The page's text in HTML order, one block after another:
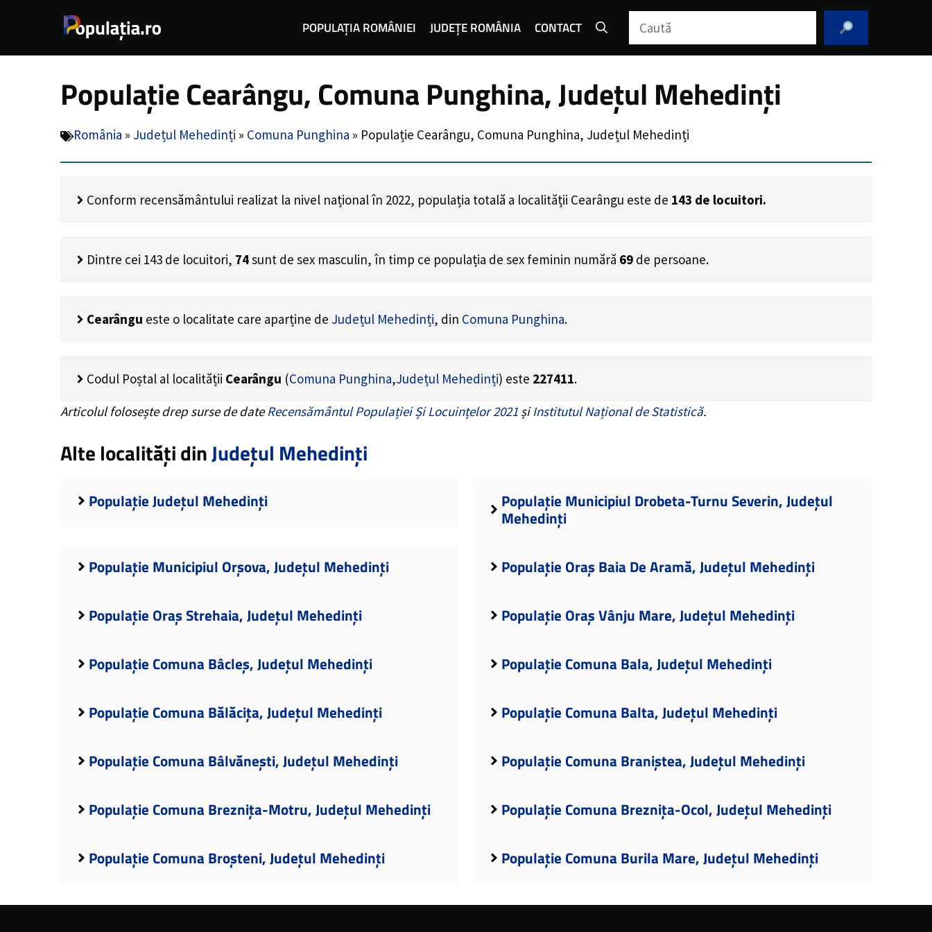
POPULAȚIA ROMÂNIEI JUDEȚE ROMÂNIA CONTACT Caută
Populație Cearângu, Comuna Punghina, Județul Mehedinți
România » Județul Mehedinți » Comuna Punghina » Populație Cearângu, Comuna Punghina, Județul Mehedinți
Conform recensământului realizat la nivel național în 2022, populația totală a localității Cearângu este de 143 de locuitori.
Dintre cei 143 de locuitori, 74sunt de sex masculin, în timp ce populația de sex feminin numără 69 de persoane.
Cearângu este o localitate care aparține de Județul Mehedinți, din Comuna Punghina.
Codul Poștal al localității Cearângu (Comuna Punghina,Județul Mehedinți) este 227411.
Articolul folosește drep surse de dateRecensământul Populației Și Locuințelor 2021 șiInstitutul Național de Statistică.
Alte localități dinJudețul Mehedinți
Populație Județul Mehedinți Populație Municipiul Drobeta-Turnu Severin, Județul
Mehedinți
Populație Municipiul Orșova, Județul Mehedinți Populație Oraș Baia De Aramă, Județul Mehedinți
Populație Oraș Strehaia, Județul Mehedinți Populație Oraș Vânju Mare, Județul Mehedinți
Populație Comuna Bâcleș, Județul Mehedinți Populație Comuna Bala, Județul Mehedinți
Populație Comuna Bălăcița, Județul Mehedinți Populație Comuna Balta, Județul Mehedinți
Populație Comuna Bâlvănești, Județul Mehedinți Populație Comuna Braniștea, Județul Mehedinți
Populație Comuna Breznița-Motru, Județul Mehedinți Populație Comuna Breznița-Ocol, Județul Mehedinți
Populație Comuna Broșteni, Județul Mehedinți Populație Comuna Burila Mare, Județul Mehedinți